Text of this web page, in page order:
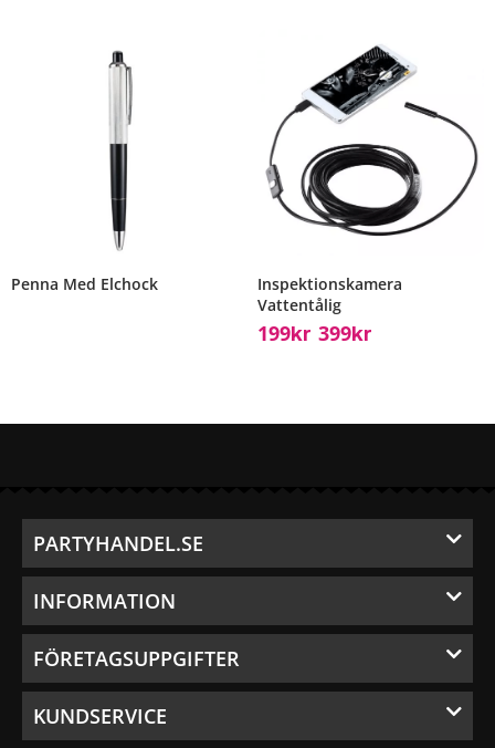
Penna Med Elchock
Inspektionskamera
Vattentålig
199Kr 399Kr
PARTYHANDEL.SE
INFORMATION
FÖRETAGSUPPGIFTER
KUNDSERVICE